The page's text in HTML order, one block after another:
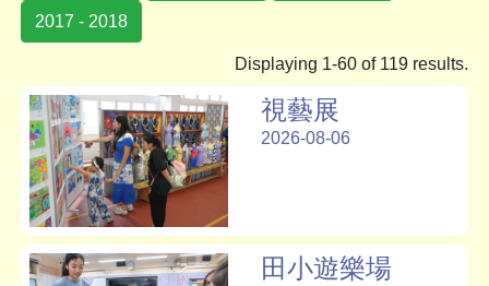
2017 - 2018
Displaying 1-60 of 119 results.
視藝展
2026-08-06
田小遊樂場